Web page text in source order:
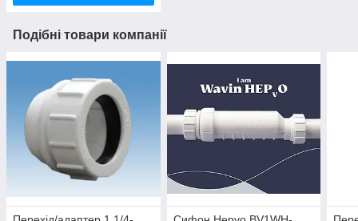
Подібні товари компанії